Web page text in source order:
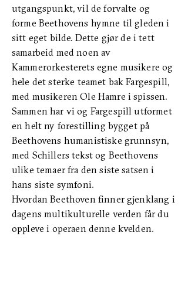
utgangspunkt, vil de forvalte og
forme Beethovens hymne til gleden i
sitt eget bilde. Dette gjør de i tett
samarbeid med noen av
Kammerorkesterets egne musikere og
hele det sterke teamet bak Fargespill,
med musikeren Ole Hamre i spissen.
Sammen har vi og Fargespill utformet
en helt ny forestilling bygget på
Beethovens humanistiske grunnsyn,
med Schillers tekst og Beethovens
ulike temaer fra den siste satsen i
hans siste symfoni.
Hvordan Beethoven finner gjenklang i
dagens multikulturelle verden får du
oppleve i operaen denne kvelden.